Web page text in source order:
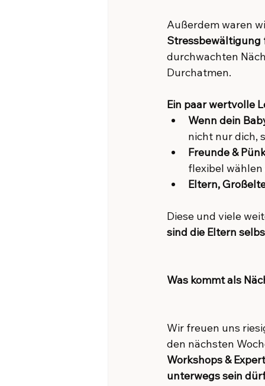
Außerdem waren
Stressbewältigung
durchwachten
Durchatmen.
Ein paar wertvolle
Wenn dein
nicht nur dich,
Freunde &
flexibel wählen
Eltern,
Diese und viele
sind die Eltern
Was kommt als
Wir freuen uns
den nächsten
Workshops &
unterwegs sein